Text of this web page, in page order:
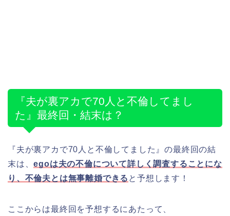
『夫が裏アカで70人と不倫してまし
た』最終回・結末は？
『夫が裏アカで70人と不倫してました』の最終回の結
末は、egoは夫の不倫について詳しく調査することにな
り、不倫夫とは無事離婚できる と予想します！
ここからは最終回を予想するにあたって、